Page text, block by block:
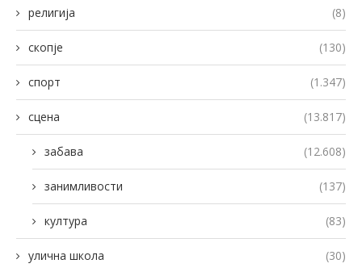
религија (8)
скопје (130)
спорт (1.347)
сцена (13.817)
забава (12.608)
занимливости (137)
култура (83)
улична школа (30)